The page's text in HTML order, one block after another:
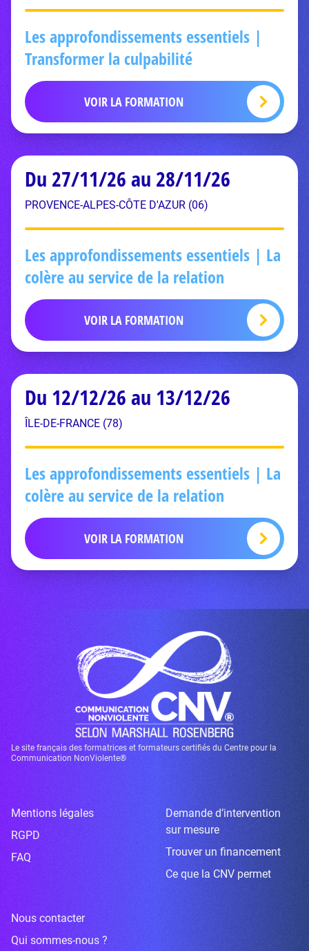
Les approfondissements essentiels |
Transformer la culpabilité
VOIR LA FORMATION
Du 27/11/26 au 28/11/26
PROVENCE-ALPES-CÔTE D'AZUR (06)
Les approfondissements essentiels | La
colère au service de la relation
VOIR LA FORMATION
Du 12/12/26 au 13/12/26
ÎLE-DE-FRANCE (78)
Les approfondissements essentiels | La
colère au service de la relation
VOIR LA FORMATION
Le site français des formatrices et formateurs certifiés du Centre pour la
Communication NonViolente®
Mentions légales
RGPD
FAQ
Demande d’intervention
sur mesure
Trouver un financement
Ce que la CNV permet
Nous contacter
Qui sommes-nous ?